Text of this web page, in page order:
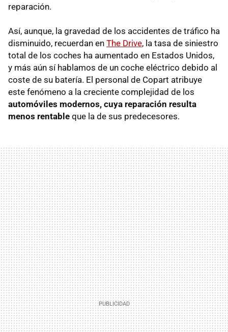
reparación.
Así, aunque, la gravedad de los accidentes de tráfico ha
disminuido, recuerdan en The Drive, la tasa de siniestro
total de los coches ha aumentado en Estados Unidos,
y más aún sí hablamos de un coche eléctrico debido al
coste de su batería. El personal de Copart atribuye
este fenómeno a la creciente complejidad de los
automóviles modernos, cuya reparación resulta
menos rentable que la de sus predecesores.